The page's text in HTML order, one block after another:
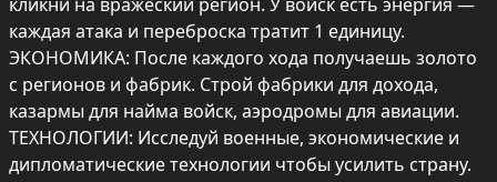
каждая атака и переброска тратит 1 единицу.
ЭКОНОМИКА: После каждого хода получаешь золото
с регионов и фабрик. Строй фабрики для дохода,
казармы для найма войск, аэродромы для авиации.
ТЕХНОЛОГИИ: Исследуй военные, экономические и
дипломатические технологии чтобы усилить страну.